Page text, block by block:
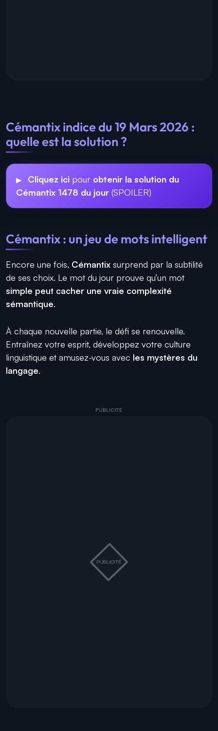
Cémantix indice du 19 Mars 2026 :
quelle est la solution ?
Cliquez ici pour obtenir la solution du
Cémantix 1478 du jour (SPOILER)
Cémantix : un jeu de mots intelligent
Encore une fois, Cémantix surprend par la subtilité
de ses choix. Le mot du jour prouve qu’un mot
simple peut cacher une vraie complexité
sémantique.
À chaque nouvelle partie, le défi se renouvelle.
Entraînez votre esprit, développez votre culture
linguistique et amusez-vous avec les mystères du
langage.